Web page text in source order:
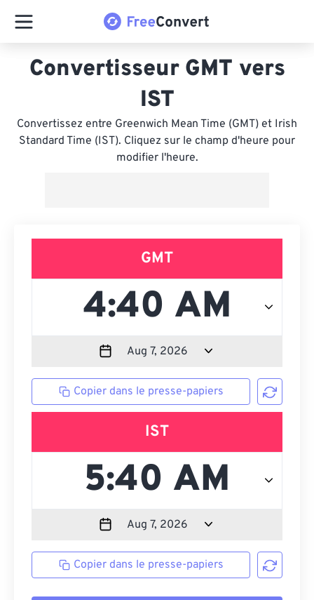
Convertisseur GMT vers
IST
Convertissez entre Greenwich Mean Time (GMT) et Irish
Standard Time (IST). Cliquez sur le champ d'heure pour
modifier l'heure.
GMT
Copier dans le presse-papiers
IST
Copier dans le presse-papiers